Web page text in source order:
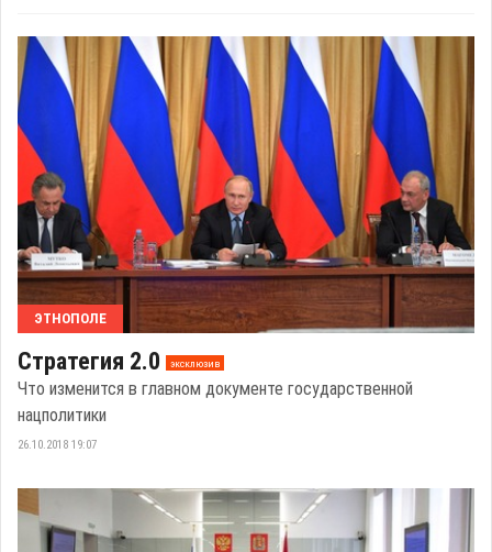
ЭТНОПОЛЕ
Стратегия 2.0 эксклюзив
Что изменится в главном документе государственной
нацполитики
26.10.2018 19:07